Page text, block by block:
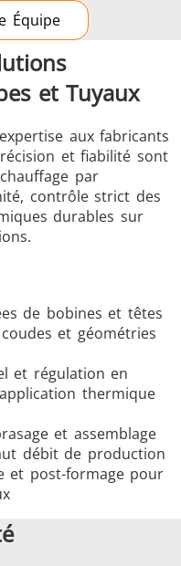
Équipe
et Tuyaux
aux fabricants
et fiabilité sont
par
contrôle strict des
durables sur
de bobines et têtes
et géométries
et régulation en
thermique
et assemblage
débit de production
et post-formage pour